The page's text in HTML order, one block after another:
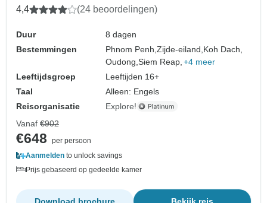
4,4 (24 beoordelingen)
Duur
8 dagen
Bestemmingen
Phnom Penh,Zijde-eiland, Koh Dach,
Oudong,Siem Reap, +4 meer
Leeftijdsgroep
Leeftijden 16+
Taal
Alleen: Engels
Reisorganisatie
Explore!
Vanaf €902
€648
per persoon
Aanmelden to unlock savings
Prijs gebaseerd op gedeelde kamer
Bekijk reis
Download brochure